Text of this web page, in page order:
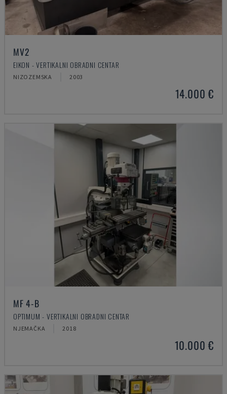
MV2
EIKON - VERTIKALNI OBRADNI CENTAR
NIZOZEMSKA 2003
14.000 €
MF 4-B
OPTIMUM - VERTIKALNI OBRADNI CENTAR
NJEMAČKA 2018
10.000 €